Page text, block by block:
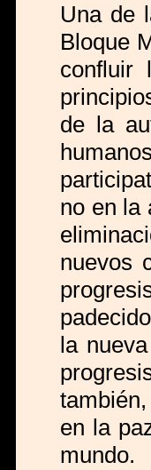
Una de
Bloque
confluir
de la
no en la
nuevos
la
en la
mundo.